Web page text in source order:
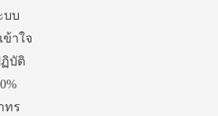
บบ
าใจ
ฏิบัติ
ทร